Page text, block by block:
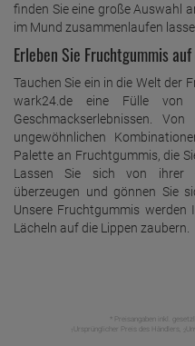
finden Sie eine große Auswahl
im Mund zusammenlaufen
Erleben Sie Fruchtgummis
Tauchen Sie ein in die Welt der
wark24.de eine Fülle von
Geschmackserlebnissen.
ungewöhnlichen
Palette an Fruchtgummis, die
Lassen Sie sich von ihrer
überzeugen und gönnen Sie
Unsere Fruchtgummis werden
Lächeln auf die Lippen zaubern.
* Preisangaben inkl.
Ursprünglicher Preis des Händlers,